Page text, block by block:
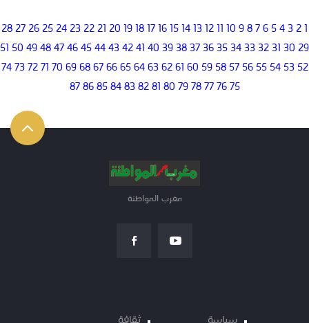
1
2
3
4
5
6
7
8
9
10
11
12
13
14
15
16
17
18
19
20
21
22
23
24
25
26
27
28
29
30
31
32
33
34
35
36
37
38
39
40
41
42
43
44
45
46
47
48
49
50
51
52
53
54
55
56
57
58
59
60
61
62
63
64
65
66
67
68
69
70
71
72
73
74
75
76
77
78
79
80
81
82
83
84
85
86
87
مغرب المواطنة